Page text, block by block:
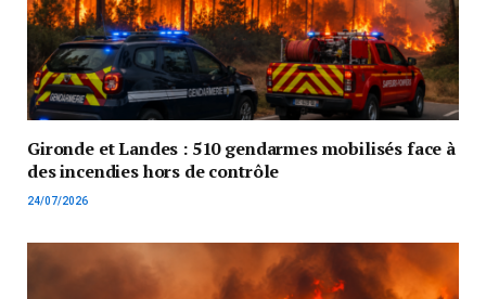
Gironde et Landes : 510 gendarmes mobilisés face à
des incendies hors de contrôle
24/07/2026